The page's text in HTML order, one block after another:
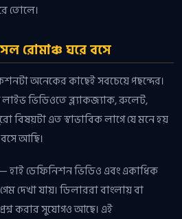
তোলে।
রোমাঞ্চ ঘরে বসে
অনেকের কাছেই সবচেয়ে পছন্দের।
লাইভ ভিডিওতে ব্ল্যাকজ্যাক, রুলেট,
বিষয়টা এত স্বাভাবিক লাগে যে মনে হয়
আছি।
— হাই ডেফিনিশন ভিডিও এবং একাধিক
দেখা যায়। ডিলাররা বাংলায় বা
করার সুযোগও আছে। এই